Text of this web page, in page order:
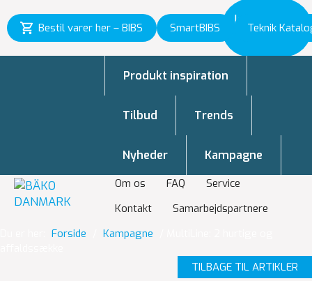
Bestil varer her – BIBS SmartBIBS Teknik
Inspiration
til vækst
Om os FAQ
Service
Kontakt
Samarbejdspartnere
Produkt inspiration
Tilbud Trends
Nyheder Kampagne
Forside Kampagne
TILBAGE TIL ARTIKLER